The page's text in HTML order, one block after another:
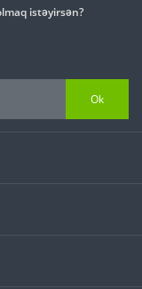
istəyirsən?
Ok